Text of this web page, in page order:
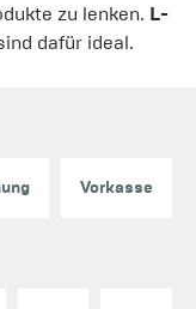
zu lenken. L-
dafür ideal.
Vorkasse